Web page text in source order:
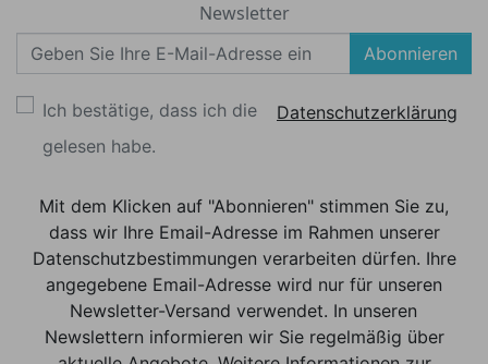
Newsletter
Abonnieren
Ich bestätige, dass ich die
Datenschutzerklärung
gelesen habe.
Mit dem Klicken auf "Abonnieren" stimmen Sie zu,
dass wir Ihre Email-Adresse im Rahmen unserer
Datenschutzbestimmungen verarbeiten dürfen. Ihre
angegebene Email-Adresse wird nur für unseren
Newsletter-Versand verwendet. In unseren
Newslettern informieren wir Sie regelmäßig über